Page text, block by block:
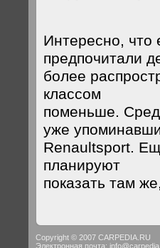
Интересно, что
предпочитали
более
классом
поменьше.
уже
Renaultsport.
планируют
показать там
Copyright © 2007 CARPEDIA.RU
Электронная почта: